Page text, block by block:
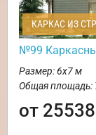
КАРКАС ИЗ
№99
Размер: 6х7 м
Общая площадь:
от